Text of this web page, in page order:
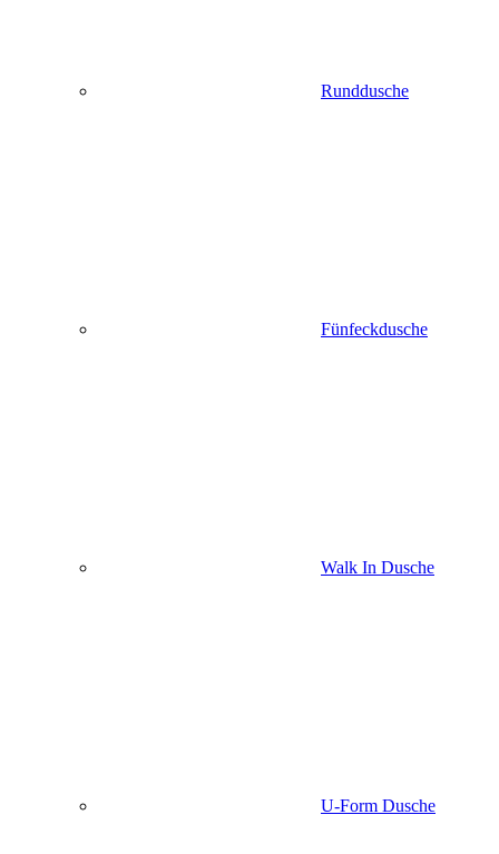
Runddusche
Fünfeckdusche
Walk In Dusche
U-Form Dusche